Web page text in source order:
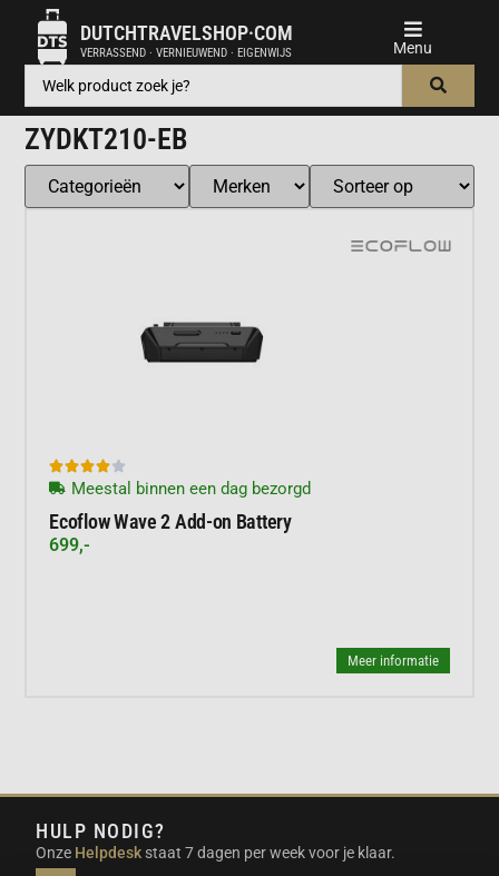
DUTCHTRAVELSHOP·COM
VERRASSEND · VERNIEUWEND · EIGENWIJS
ZYDKT210-EB

Meestal binnen een dag bezorgd
Ecoflow Wave 2 Add-on Battery
699,-
Meer informatie
HULP NODIG?
Onze Helpdesk staat 7 dagen per week voor je klaar.